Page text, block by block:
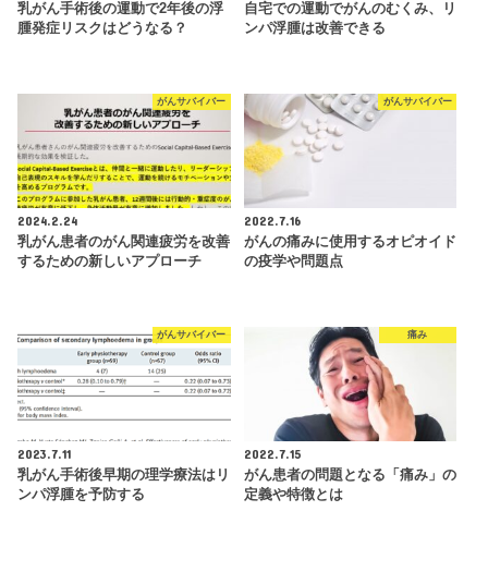
乳がん手術後の運動で2年後の浮
腫発症リスクはどうなる？
自宅での運動でがんのむくみ、リ
ンパ浮腫は改善できる
がんサバイバー
2024.2.24
乳がん患者のがん関連疲労を改善
するための新しいアプローチ
がんサバイバー
2022.7.16
がんの痛みに使用するオピオイド
の疫学や問題点
がんサバイバー
2023.7.11
乳がん手術後早期の理学療法はリ
ンパ浮腫を予防する
痛み
2022.7.15
がん患者の問題となる「痛み」の
定義や特徴とは